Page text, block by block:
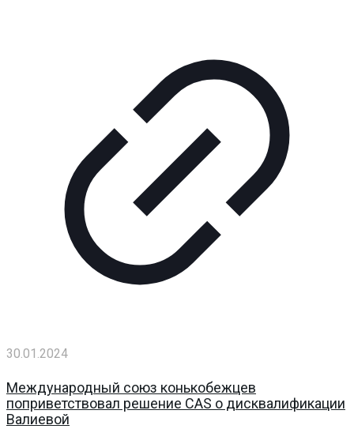
30.01.2024
Международный союз конькобежцев
поприветствовал решение CAS о дисквалификации
Валиевой